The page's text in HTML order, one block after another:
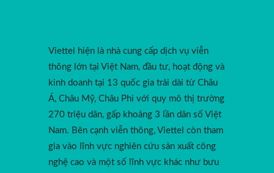
Viettel hiện là nhà cung cấp dịch vụ viễn
thông lớn tại Việt Nam, đầu tư, hoạt động và
kinh doanh tại 13 quốc gia trải dài từ Châu
Á, Châu Mỹ, Châu Phi với quy mô thị trường
270 triệu dân, gấp khoảng 3 lần dân số Việt
Nam. Bên cạnh viễn thông, Viettel còn tham
gia vào lĩnh vực nghiên cứu sản xuất công
nghệ cao và một số lĩnh vực khác như bưu